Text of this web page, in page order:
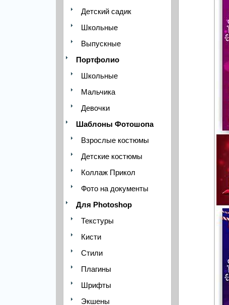
Детский садик
Школьные
Выпускные
Портфолио
Школьные
Мальчика
Девочки
Шаблоны Фотошопа
Взрослые костюмы
Детские костюмы
Коллаж Прикол
Фото на документы
Для Photoshop
Текстуры
Кисти
Стили
Плагины
Шрифты
Экшены